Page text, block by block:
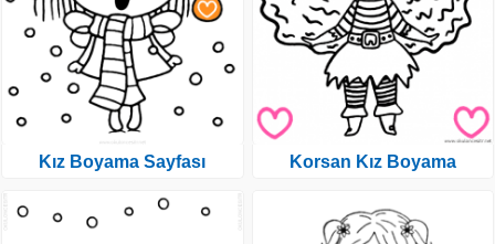
Kız Boyama Sayfası Korsan Kız Boyama